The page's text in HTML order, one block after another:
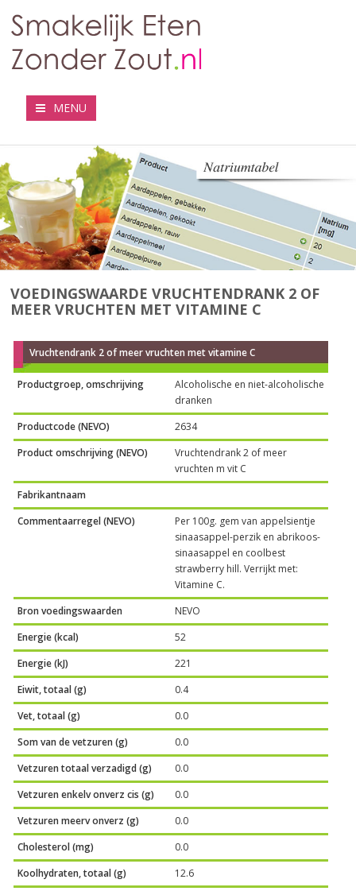
MENU
VOEDINGSWAARDE VRUCHTENDRANK 2 OF
MEER VRUCHTEN MET VITAMINE C
Vruchtendrank 2 of meer vruchten met vitamine C
Productgroep, omschrijving
Alcoholische en niet-alcoholische
dranken
Productcode (NEVO)
2634
Product omschrijving (NEVO)
Vruchtendrank 2 of meer
vruchten m vit C
Fabrikantnaam
Commentaarregel (NEVO)
Per 100g. gem van appelsientje
sinaasappel-perzik en abrikoos-
sinaasappel en coolbest
strawberry hill. Verrijkt met:
Vitamine C.
Bron voedingswaarden
NEVO
Energie (kcal)
52
Energie (kJ)
221
Eiwit, totaal (g)
0.4
Vet, totaal (g)
0.0
Som van de vetzuren (g)
0.0
Vetzuren totaal verzadigd (g)
0.0
Vetzuren enkelv onverz cis (g)
0.0
Vetzuren meerv onverz (g)
0.0
Cholesterol (mg)
0.0
Koolhydraten, totaal (g)
12.6